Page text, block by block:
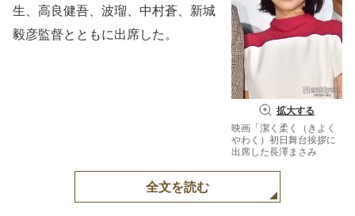
拡大する
映画「潔く柔く（きよく
やわく）初日舞台挨拶に
出席した長澤まさみ
生、高良健吾、波瑠、中村蒼、新城
毅彦監督とともに出席した。
全文を読む